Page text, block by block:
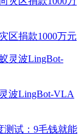
区捐款1000万元
波LingBot-VLA